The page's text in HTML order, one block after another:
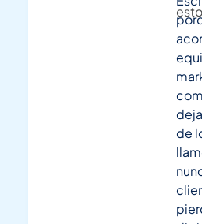
esto
de